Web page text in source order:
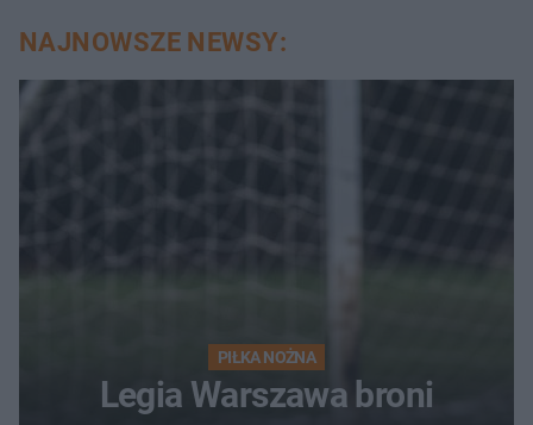
NAJNOWSZE NEWSY:
PIŁKA NOŻNA
Legia Warszawa broni